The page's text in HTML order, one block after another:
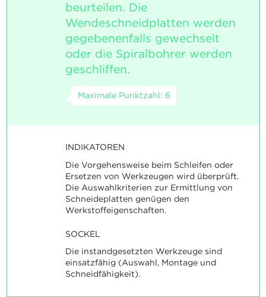
beurteilen. Die
Wendeschneidplatten werden
gegebenenfalls gewechselt
oder die Spiralbohrer werden
geschliffen.
Maximale Punktzahl: 6
INDIKATOREN
Die Vorgehensweise beim Schleifen oder
Ersetzen von Werkzeugen wird überprüft.
Die Auswahlkriterien zur Ermittlung von
Schneideplatten genügen den
Werkstoffeigenschaften.
SOCKEL
Die instandgesetzten Werkzeuge sind
einsatzfähig (Auswahl, Montage und
Schneidfähigkeit).